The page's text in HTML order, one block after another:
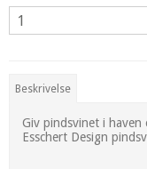
Beskrivelse
Giv pindsvinet i
Esschert Design